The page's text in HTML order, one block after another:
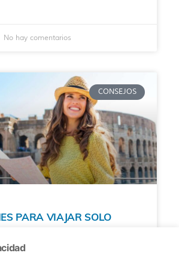
No hay comentarios
CONSEJOS
PARA VIAJAR SOLO
viajar solo se ha convertido en